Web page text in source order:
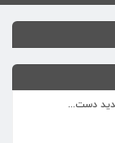
دست...